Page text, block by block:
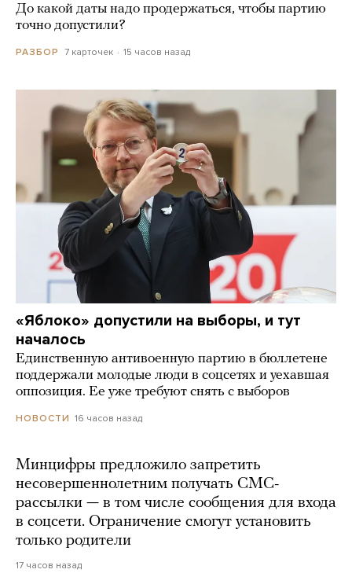
До какой даты надо продержаться, чтобы партию
точно допустили?
РАЗБОР 7 карточек 15 часов назад
«Яблоко» допустили на выборы, и тут
началось
Единственную антивоенную партию в бюллетене
поддержали молодые люди в соцсетях и уехавшая
оппозиция. Ее уже требуют снять с выборов
НОВОСТИ 16 часов назад
Минцифры предложило запретить
несовершеннолетним получать СМС-
рассылки — в том числе сообщения для входа
в соцсети. Ограничение смогут установить
только родители
17 часов назад